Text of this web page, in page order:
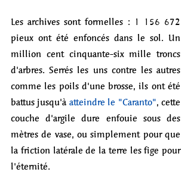
Les archives sont formelles : 1 156 672
pieux ont été enfoncés dans le sol. Un
million cent cinquante-six mille troncs
d'arbres. Serrés les uns contre les autres
comme les poils d'une brosse, ils ont été
battus jusqu'à atteindre le "Caranto", cette
couche d'argile dure enfouie sous des
mètres de vase, ou simplement pour que
la friction latérale de la terre les fige pour
l'éternité.